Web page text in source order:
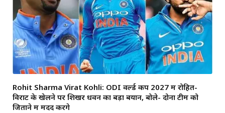
Rohit Sharma Virat Kohli: ODI वर्ल्ड कप 2027 में रोहित-
विराट के खेलने पर शिखर धवन का बड़ा बयान, बोले- दोनों टीम को
जिताने में मदद करेंगे